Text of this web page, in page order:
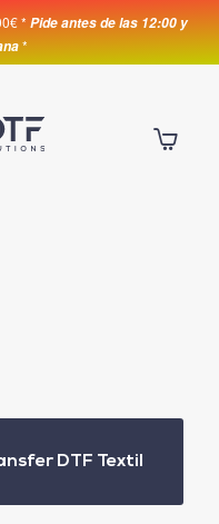
* Pide antes de las 12:00 y
*
DTF Textil